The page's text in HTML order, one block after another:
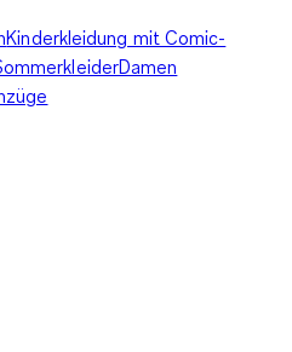
Kinderkleidung mit Comic-
Damen